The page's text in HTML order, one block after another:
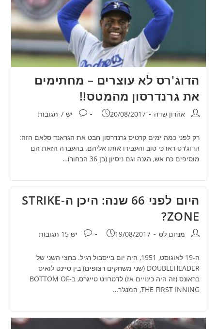
הדוג'רס לא עוצרים – מחתימים
את גרנדרסון מהמטס!!
מחבר:אהרון שדה פורסם:
20/08/2017 תגובות:
יש 7 תגובות
רק לפני כמה ימים קרטיס גרנדרסון חבט את הגראנד סלאם הזה:
הדוג'רס ראו כי טוב והעבירו אותו אליהם. בהעברה הזאת הם
מוסיפים כח אש, הגנה וגם ניסיון (בן 36 הבחור)…
היום לפני 66 שנה: היכן ה-STRIKE
ZONE?
מחבר:מנחם לס פורסם:
19/08/2017 תגובות:
יש 15 תגובות
ה-19 לאוגוסט, 1951, היה יום בייסבול רגיל. בחצי השני של
DOUBLEHEADER (שני משחקים רצופים) בין סיינט לואיס
בראונס (זה היה כינויים אז) לדטרויט טייגרס, ב-BOTTOM OF
THE FIRST INNING, המנג'ר…